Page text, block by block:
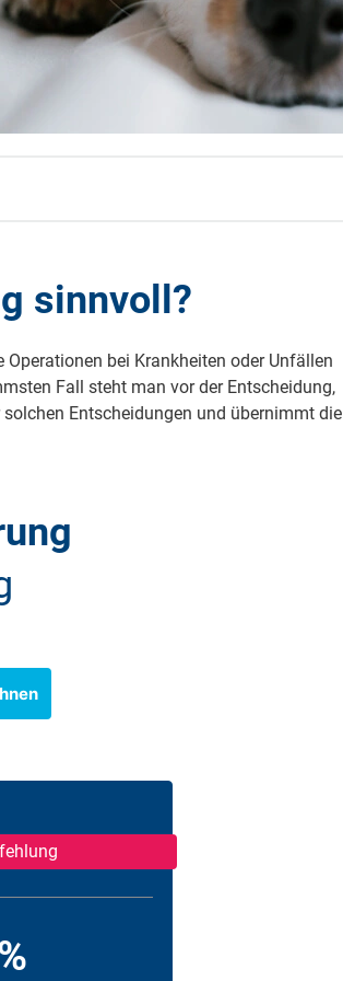
neue Elterngeld
sinnvoll?
bei Krankheiten oder Unfällen
Fall steht man vor der Entscheidung,
Entscheidungen und übernimmt die